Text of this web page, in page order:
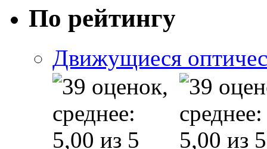
По рейтингу
Движущиеся